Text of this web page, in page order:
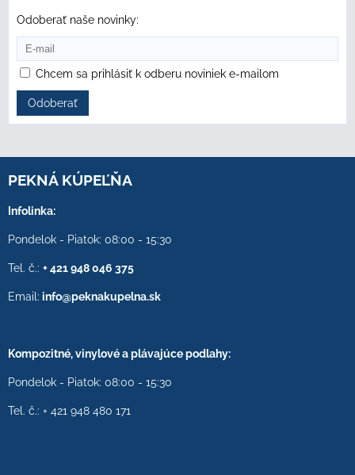
Odoberať naše novinky:
Chcem sa prihlásiť k odberu noviniek e-mailom
Odoberať
PEKNÁ KÚPEĽŇA
Infolinka:
Pondelok - Piatok: 08:00 - 15:30
Tel. č.: + 421 948 046 375
Email: info@peknakupelna.sk
Kompozitné, vinylové a plávajúce podlahy:
Pondelok - Piatok: 08:00 - 15:30
Tel. č.: + 421 948 480 171